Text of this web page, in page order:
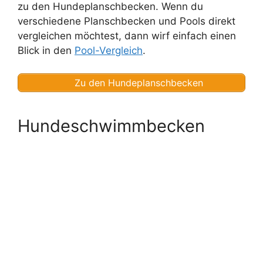
zu den Hundeplanschbecken. Wenn du
verschiedene Planschbecken und Pools direkt
vergleichen möchtest, dann wirf einfach einen
Blick in den Pool-Vergleich.
Zu den Hundeplanschbecken
Hundeschwimmbecken